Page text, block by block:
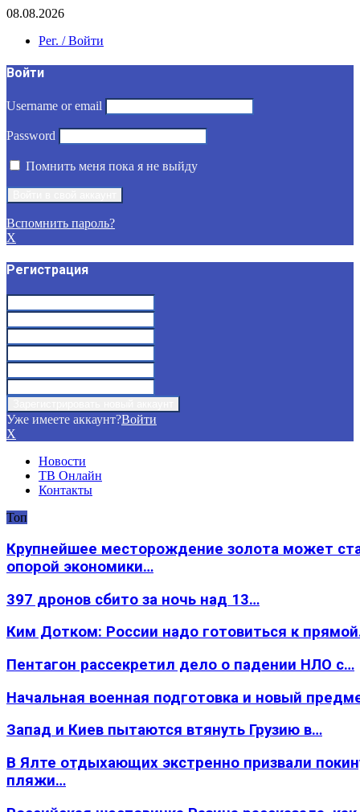
08.08.2026
Рег. / Войти
Войти
Username or email
Password
Помнить меня пока я не выйду
Вспомнить пароль?
X
Регистрация
Уже имеете аккаунт?Войти
X
Новости
ТВ Онлайн
Контакты
Топ
Крупнейшее месторождение золота может
опорой экономики…
397 дронов сбито за ночь над 13…
Ким Дотком: России надо готовиться к
Пентагон рассекретил дело о падении НЛО с…
Начальная военная подготовка и новый
Запад и Киев пытаются втянуть Грузию в…
В Ялте отдыхающих экстренно призвали
пляжи…